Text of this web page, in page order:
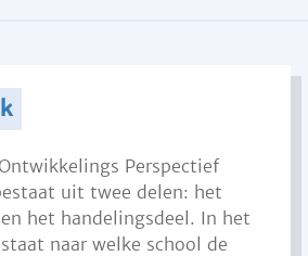
Perspectief
uit twee delen: het
het handelingsdeel. In het
naar welke school de